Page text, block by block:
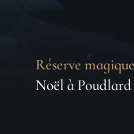
Réserve magique
Noël à